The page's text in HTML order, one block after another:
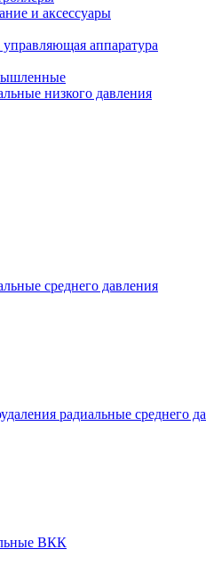
и аксессуары
аппаратура
низкого давления
среднего давления
радиальные среднего
ВКК